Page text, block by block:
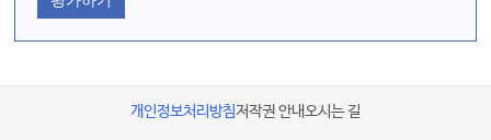
개인정보처리방침저작권 안내오시는 길